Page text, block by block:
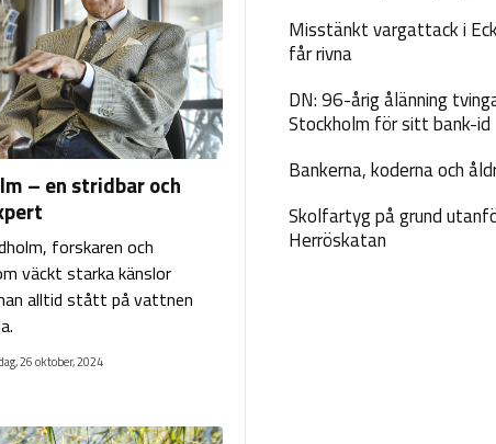
– en stridbar och
forskaren och
väckt starka känslor
alltid stått på vattnen
26 oktober, 2024
Misstänkt vargattack i
får rivna
DN: 96-årig ålänning
Stockholm för sitt bank-id
Bankerna, koderna och
Skolfartyg på grund
Herröskatan